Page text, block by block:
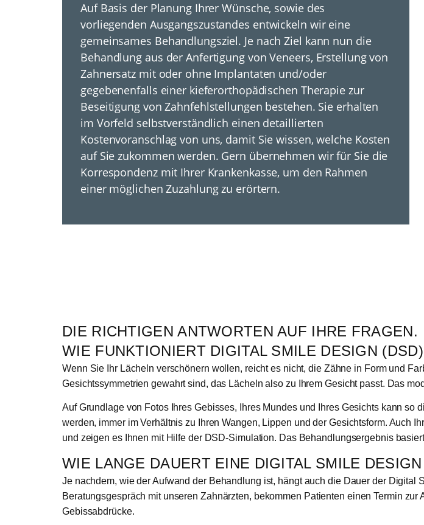
Auf Basis der Planung Ihrer Wünsche, sowie des
vorliegenden Ausgangszustandes entwickeln wir eine
gemeinsames Behandlungsziel. Je nach Ziel kann nun die
Behandlung aus der Anfertigung von Veneers, Erstellung von
Zahnersatz mit oder ohne Implantaten und/oder
gegebenenfalls einer kieferorthopädischen Therapie zur
Beseitigung von Zahnfehlstellungen bestehen. Sie erhalten
im Vorfeld selbstverständlich einen detaillierten
Kostenvoranschlag von uns, damit Sie wissen, welche Kosten
auf Sie zukommen werden. Gern übernehmen wir für Sie die
Korrespondenz mit Ihrer Krankenkasse, um den Rahmen
einer möglichen Zuzahlung zu erörtern.
DIE RICHTIGEN ANTWORTEN AUF IHRE FRAGEN.
WIE FUNKTIONIERT DIGITAL SMILE DESIGN
Wenn Sie Ihr Lächeln verschönern wollen, reicht es nicht, die Zähne in Form und
Gesichtssymmetrien gewahrt sind, das Lächeln also zu Ihrem Gesicht passt. Das
Auf Grundlage von Fotos Ihres Gebisses, Ihres Mundes und Ihres Gesichts kann
werden, immer im Verhältnis zu Ihren Wangen, Lippen und der Gesichtsform. Auch
und zeigen es Ihnen mit Hilfe der DSD-Simulation. Das Behandlungsergebnis
WIE LANGE DAUERT EINE DIGITAL SMILE
Je nachdem, wie der Aufwand der Behandlung ist, hängt auch die Dauer der
Beratungsgespräch mit unseren Zahnärzten, bekommen Patienten einen Termin
Gebissabdrücke.